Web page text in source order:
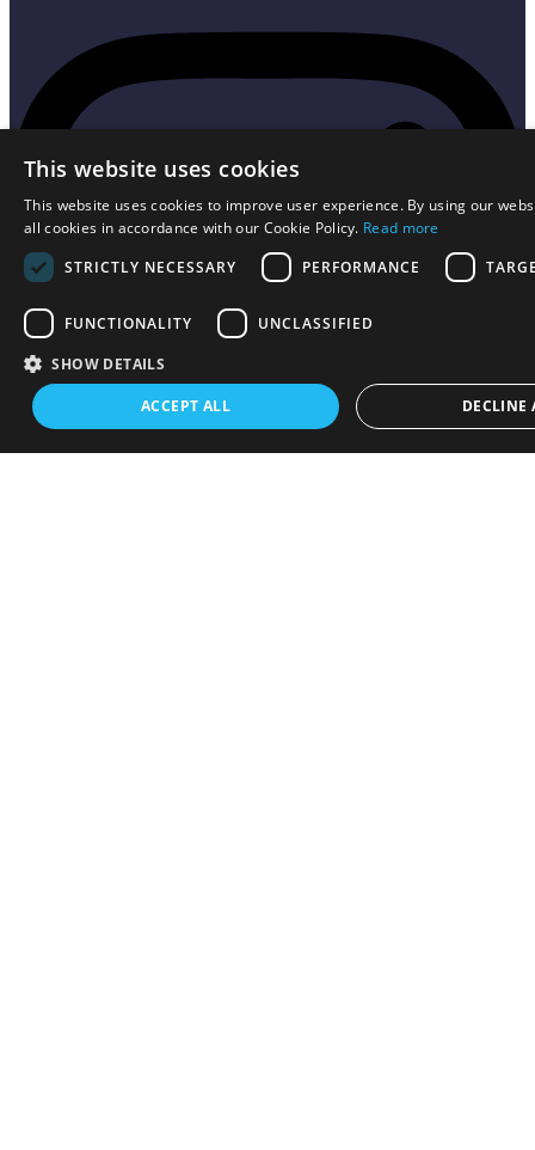
This website uses cookies
This website uses cookies to improve user experience. By using our
all cookies in accordance with our Cookie Policy. Read more
STRICTLY NECESSARY
PERFORMANCE
FUNCTIONALITY UNCLASSIFIED
SHOW DETAILS
ACCEPT ALL DECLINE